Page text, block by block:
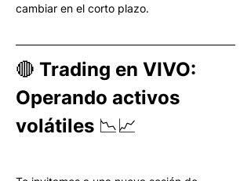
cambiar en el corto plazo.
🔴 Trading en VIVO:
Operando activos
volátiles 📉📈